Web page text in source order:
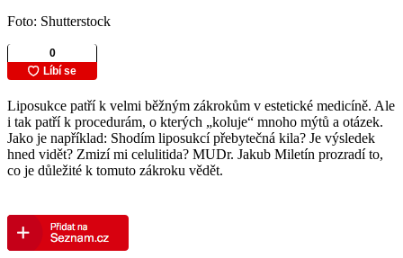
Foto: Shutterstock
Liposukce patří k velmi běžným zákrokům v estetické medicíně. Ale
i tak patří k procedurám, o kterých „koluje“ mnoho mýtů a otázek.
Jako je například: Shodím liposukcí přebytečná kila? Je výsledek
hned vidět? Zmizí mi celulitida? MUDr. Jakub Miletín prozradí to,
co je důležité k tomuto zákroku vědět.